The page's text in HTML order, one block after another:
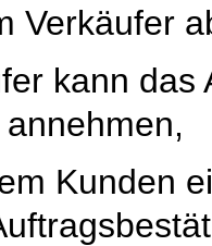
Verkäufer
kann
Kunden